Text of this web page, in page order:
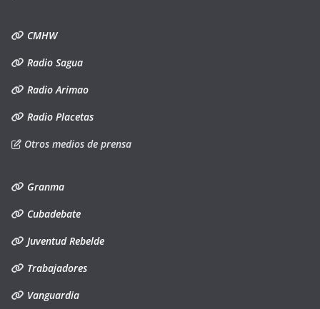
CMHW
Radio Sagua
Radio Arimao
Radio Placetas
Otros medios de prensa
Granma
Cubadebate
Juventud Rebelde
Trabajadores
Vanguardia